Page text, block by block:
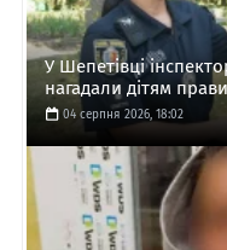
У Шепетівці
нагадали дітям
04 серпня 2026, 18:02